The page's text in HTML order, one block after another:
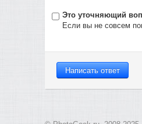
Это уточняющий
Если вы не совсем